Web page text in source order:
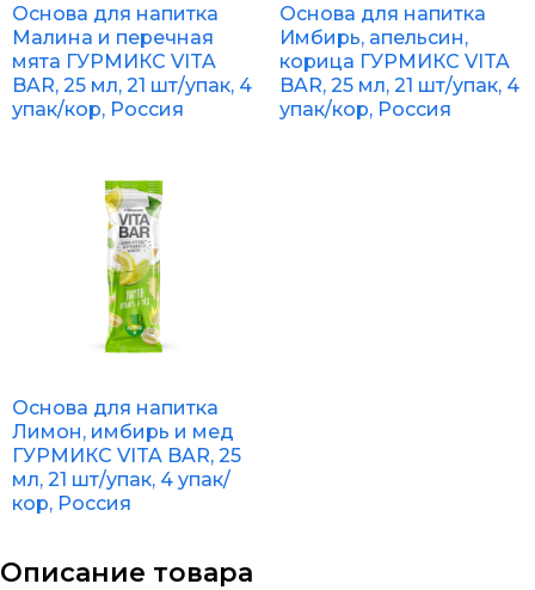
Основа для напитка
Малина и перечная
мята ГУРМИКС VITA
BAR, 25 мл, 21 шт/упак, 4
упак/кор, Россия
Основа для напитка
Имбирь, апельсин,
корица ГУРМИКС VITA
BAR, 25 мл, 21 шт/упак, 4
упак/кор, Россия
Основа для напитка
Лимон, имбирь и мед
ГУРМИКС VITA BAR, 25
мл, 21 шт/упак, 4 упак/
кор, Россия
Описание товара